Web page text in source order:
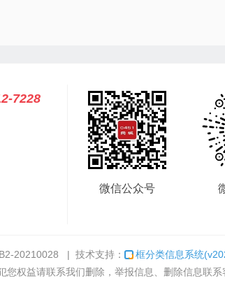
7228
微信公众号
20210028 | 技术支持： 框分类信息系统
权益请联系我们删除，举报信息、删除信息联系